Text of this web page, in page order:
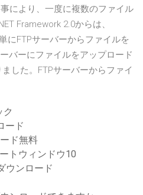
により、一度に複数のファイル
Framework 2.0からは、
にFTPサーバーからファイルを
バーにファイルをアップロード
した。FTPサーバーからファイ
ク
ード
ド無料
トウィンドウ10
ウンロード